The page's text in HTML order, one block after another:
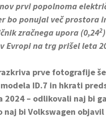
prvi popolnoma
bo ponujal več prostora
zračnega upora (0,242
Evropi na trg prišel leta
prve fotografije
ID.7 in hkrati
2024 – odlikovali naj bi
naj bi Volkswagen